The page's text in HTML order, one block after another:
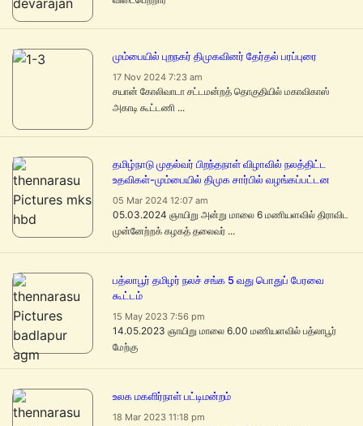
மும்பையில் புறநகர் திமுகவினர் தேர்தல் பரப்புரை
17 Nov 2024 7:23 am
சயான் கோலிவாடா சட்டமன்றத் தொகுதியில் மகாவிகாஸ்
அகாடி கூட்டணி ...
தமிழ்நாடு முதல்வர் பிறந்தநாள் விழாவில் நலத்திட்ட
உதவிகள்-மும்பையில் திமுக சார்பில் வழங்கப்பட்டன
05 Mar 2024 12:07 am
05.03.2024 ஞாயிறு அன்று மாலை 6 மணியளவில் திராவிட
முன்னேற்றக் கழகத் தலைவர் ...
பத்லாபூர் தமிழர் நலச் சங்க 5 வது பொதுப் பேரவை
கூட்டம்
15 May 2023 7:56 pm
14.05.2023 ஞாயிறு மாலை 6.00 மணியளவில் பத்லாபூர்
மேற்கு
உலக மகளிர்நாள் பட்டிமன்றம்
18 Mar 2023 11:18 pm